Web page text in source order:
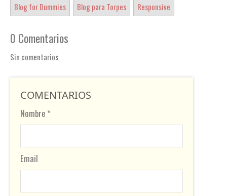
Blog for Dummies Blog para Torpes Responsive
0 Comentarios
Sin comentarios
COMENTARIOS
Nombre *
Email